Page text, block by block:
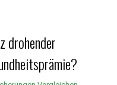
drohender